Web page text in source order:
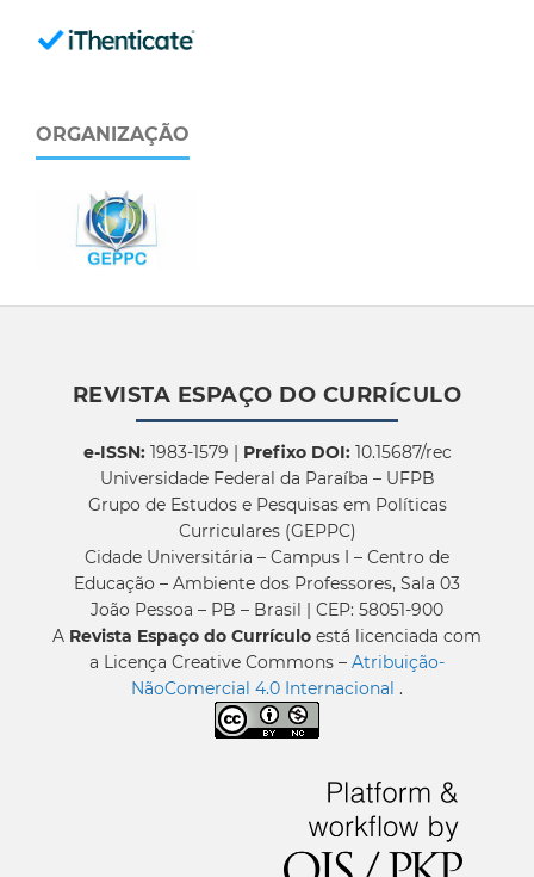
ORGANIZAÇÃO
REVISTA ESPAÇO DO CURRÍCULO
e-ISSN:1983-1579 | Prefixo DOI:10.15687/rec
Universidade Federal da Paraíba – UFPB
Grupo de Estudos e Pesquisas em Políticas
Curriculares (GEPPC)
Cidade Universitária – Campus I – Centro de
Educação – Ambiente dos Professores, Sala 03
João Pessoa – PB – Brasil | CEP: 58051-900
A Revista Espaço do Currículo está licenciada com
a Licença Creative Commons – Atribuição-
NãoComercial 4.0 Internacional .